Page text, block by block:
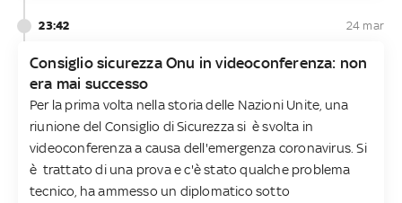
23:42 24 mar
Consiglio sicurezza Onu in videoconferenza: non
era mai successo
Per la prima volta nella storia delle Nazioni Unite, una
riunione del Consiglio di Sicurezza si è svolta in
videoconferenza a causa dell'emergenza coronavirus. Si
è trattato di una prova e c'è stato qualche problema
tecnico, ha ammesso un diplomatico sotto